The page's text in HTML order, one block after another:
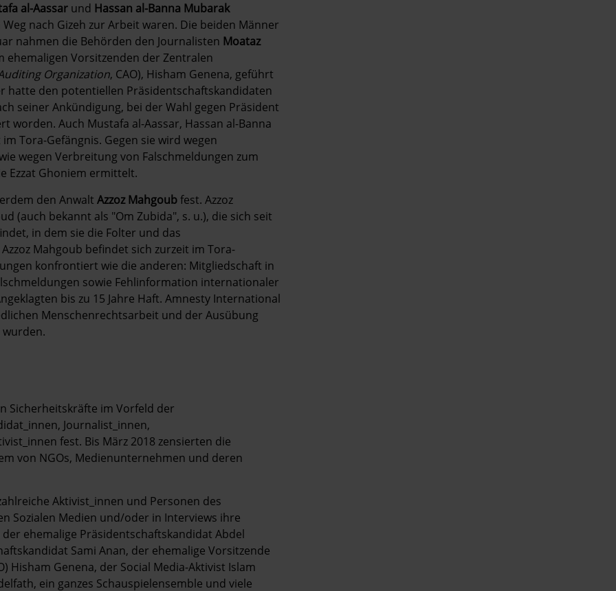
al-Aassar und Hassan al-Banna Mubarak
nach Gizeh zur Arbeit waren. Die beiden Männer
nahmen die Behörden den Journalisten Moataz
Vorsitzenden der Zentralen
Organization, CAO), Hisham Genena, geführt
hatte den potentiellen Präsidentschaftskandidaten
seiner Ankündigung, bei der Wahl gegen Präsident
worden. Auch Mustafa al-Aassar, Hassan al-Banna
Tora-Gefängnis. Gegen sie wird wegen
wegen Verbreitung von Falschmeldungen zum
Ezzat Ghoniem ermittelt.
den Anwalt Azzoz Mahgoubfest. Azzoz
(auch bekannt als "Om Zubida", s. u.), die sich seit
in dem sie die Folter und das
Mahgoub befindet sich zurzeit im Tora-
konfrontiert wie die anderen: Mitgliedschaft in
sowie Fehlinformation internationaler
bis zu 15 Jahre Haft. Amnesty International
Menschenrechtsarbeit und der Ausübung
Sicherheitskräfte im Vorfeld der
Journalist_innen,
fest. Bis März 2018 zensierten die
von NGOs, Medienunternehmen und deren
Aktivist_innen und Personen des
Sozialen Medien und/oder in Interviews ihre
ehemalige Präsidentschaftskandidat Abdel
Sami Anan, der ehemalige Vorsitzende
Hisham Genena, der Social Media-Aktivist Islam
ein ganzes Schauspielensemble und viele